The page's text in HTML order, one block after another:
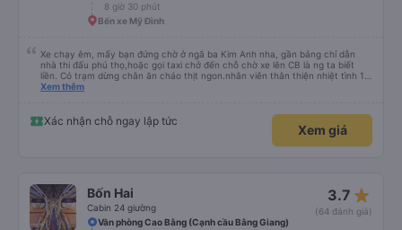
8 giờ 30 phút
Bến xe Mỹ Đình
Xe chạy êm, mấy bạn đứng chờ ở ngã ba Kim Anh nha, gần bảng chỉ dẫn
nhà thi đấu phú thọ,hoặc gọi taxi chở đến chỗ chờ xe lên CB là ng ta biết
liền. Có trạm dừng chân ăn cháo thịt ngon.nhân viên thân thiện nhiệt tình 10
điểm
Xem thêm
Xác nhận chỗ ngay lập tức
Xem giá
Bốn Hai
Cabin 24 giường
3.7 star_rate
(64 đánh giá)
Văn phòng Cao Bằng (Cạnh cầu Bằng Giang)